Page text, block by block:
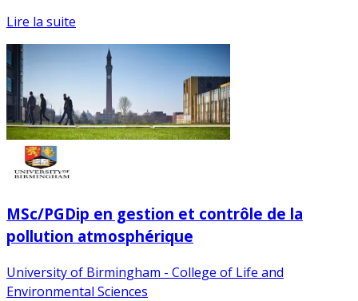
Lire la suite
MSc/PGDip en gestion et contrôle de la
pollution atmosphérique
University of Birmingham - College of Life and
Environmental Sciences